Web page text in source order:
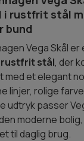
i rustfrit stål
bund
Vega Skål er
rustfrit stål, der
med et elegant
linjer, rolige
udtryk passer
moderne
til daglig brug.